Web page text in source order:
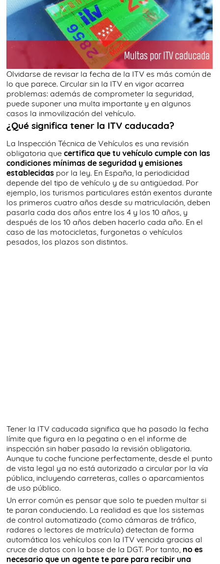
Olvidarse de revisar la fecha de la ITV es más común de
lo que parece. Circular sin la ITV en vigor acarrea
problemas: además de comprometer la seguridad,
puede suponer una multa importante y en algunos
casos la inmovilización del vehículo.
¿Qué significa tener la ITV caducada?
La Inspección Técnica de Vehículos es una revisión
obligatoria que certifica que tu vehículo cumple con las
condiciones mínimas de seguridad y emisiones
establecidas por la ley. En España, la periodicidad
depende del tipo de vehículo y de su antigüedad. Por
ejemplo, los turismos particulares están exentos durante
los primeros cuatro años desde su matriculación, deben
pasarla cada dos años entre los 4 y los 10 años, y
después de los 10 años deben hacerlo cada año. En el
caso de las motocicletas, furgonetas o vehículos
pesados, los plazos son distintos.
Tener la ITV caducada significa que ha pasado la fecha
límite que figura en la pegatina o en el informe de
inspección sin haber pasado la revisión obligatoria.
Aunque tu coche funcione perfectamente, desde el punto
de vista legal ya no está autorizado a circular por la vía
pública, incluyendo carreteras, calles o aparcamientos
de uso público.
Un error común es pensar que solo te pueden multar si
te paran conduciendo. La realidad es que los sistemas
de control automatizado (como cámaras de tráfico,
radares o lectores de matrícula) detectan de forma
automática los vehículos con la ITV vencida gracias al
cruce de datos con la base de la DGT. Por tanto, no es
necesario que un agente te pare para recibir una